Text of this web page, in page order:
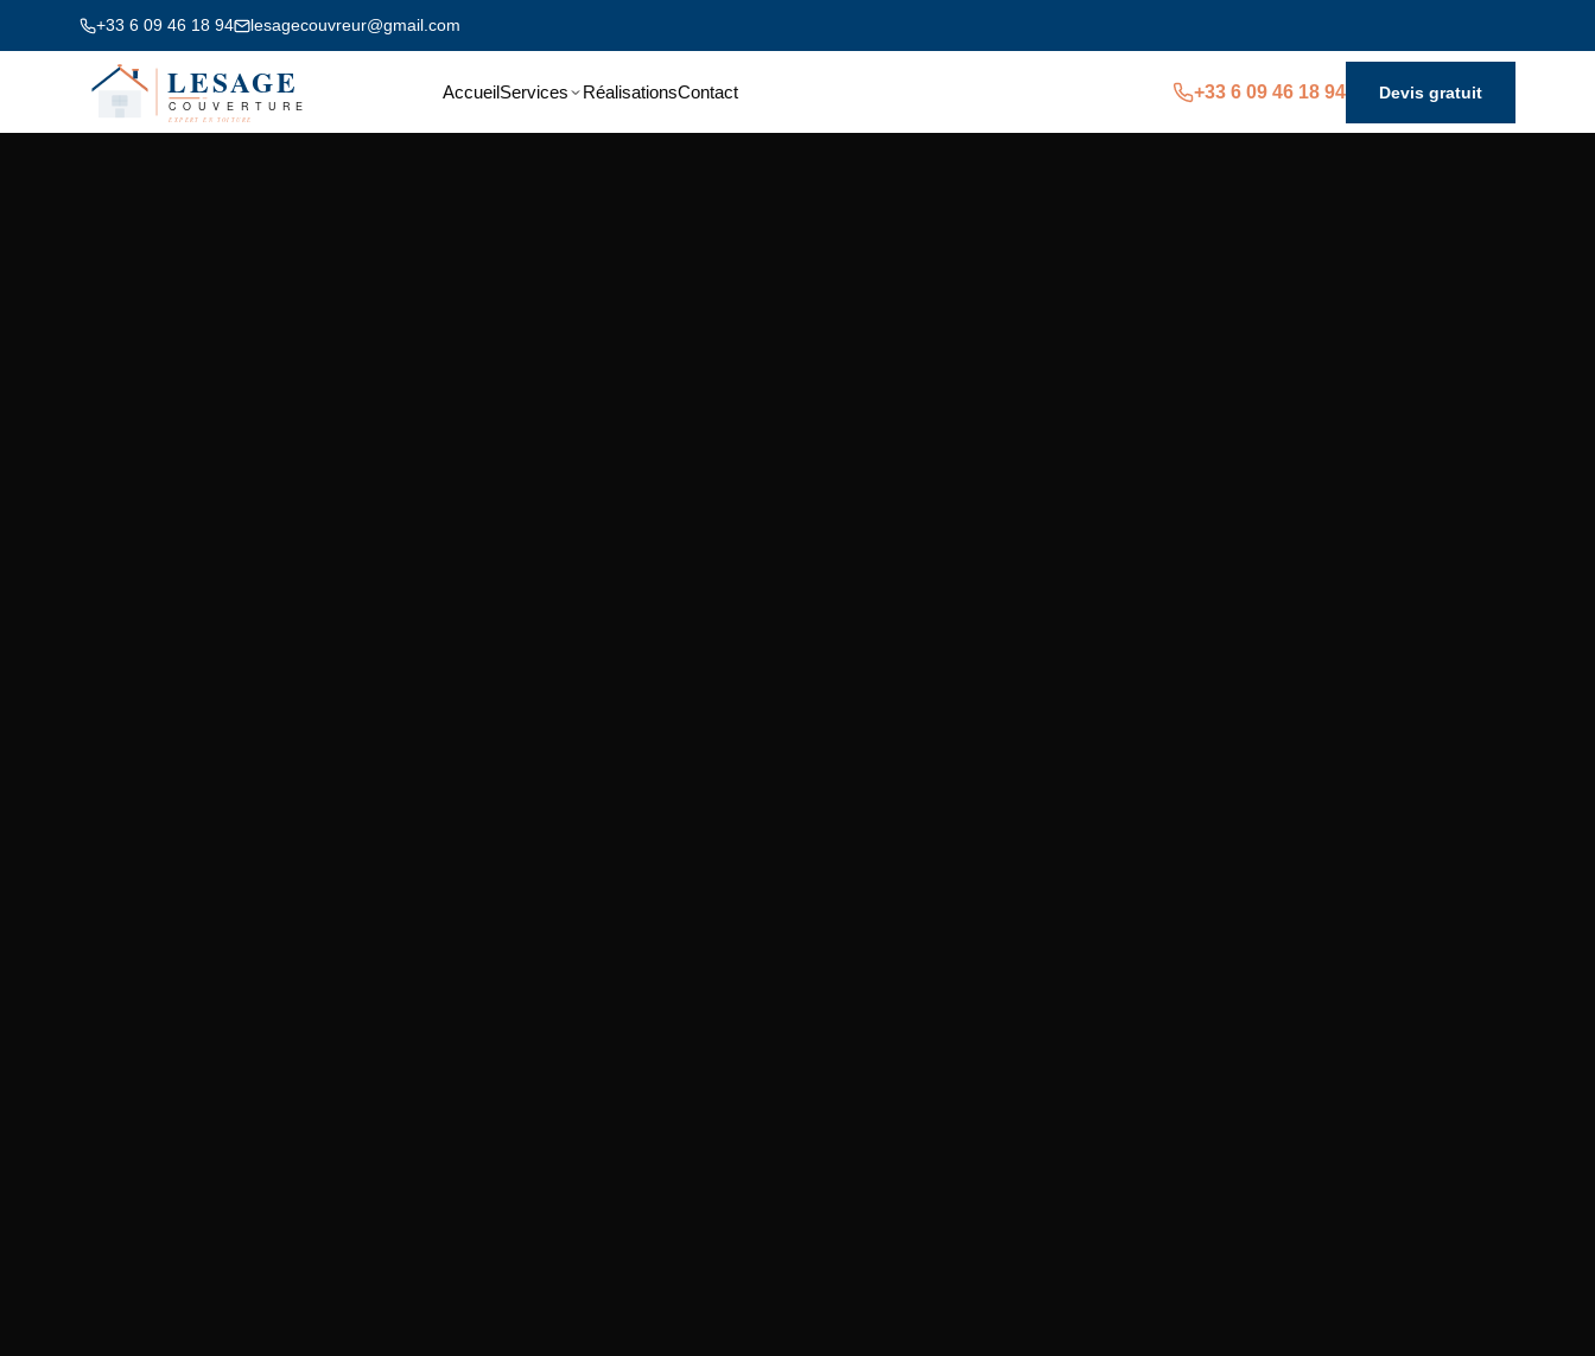
+33 6 09 46 18 94 lesagecouvreur@gmail.com
AccueilServices RéalisationsContact +33 6 09 46 18 94 Devis gratuit